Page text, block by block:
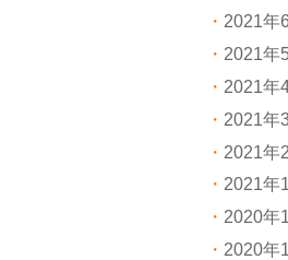
2021年
2021年
2021年
2021年
2021年
2021年
2020年
2020年